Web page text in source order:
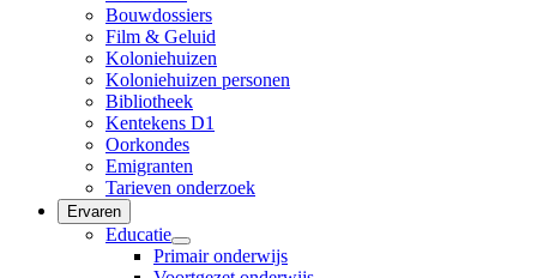
Bouwdossiers
Film & Geluid
Koloniehuizen
Koloniehuizen personen
Bibliotheek
Kentekens D1
Oorkondes
Emigranten
Tarieven onderzoek
Ervaren
Educatie
Primair onderwijs